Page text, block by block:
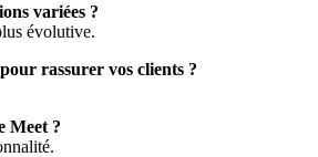
variées ?
évolutive.
rassurer vos clients ?
Meet ?